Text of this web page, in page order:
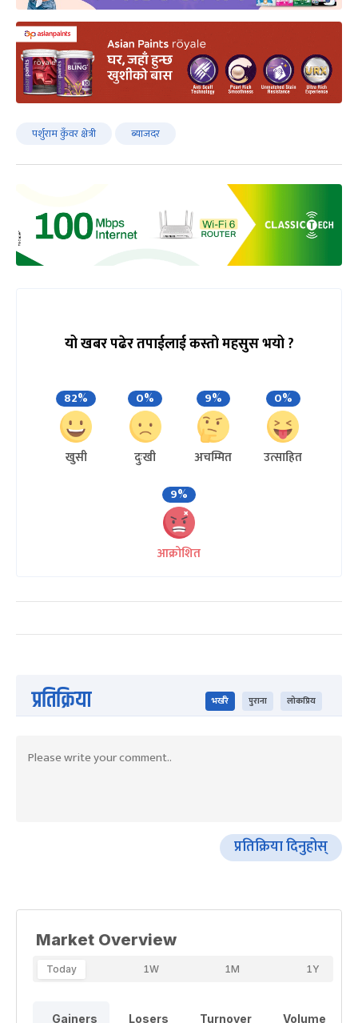
पर्शुराम कुँवर क्षेत्री ब्याजदर
यो खबर पढेर तपाईलाई कस्तो महसुस भयो ?
82%
खुसी
0%
दुःखी
9%
अचम्मित
0%
उत्साहित
9%
आक्रोशित
प्रतिक्रिया भर्खरै पुराना लोकप्रिय
प्रतिक्रिया दिनुहोस्